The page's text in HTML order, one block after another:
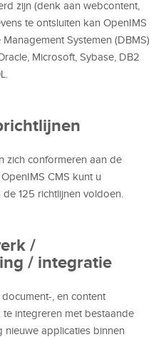
zijn (denk aan webcontent,
te ontsluiten kan OpenIMS
Systemen (DBMS)
Microsoft, Sybase, DB2
zich conformeren aan de
CMS kunt u
125 richtlijnen voldoen.
/
/ integratie
, en content
integreren met bestaande
nieuwe applicaties binnen